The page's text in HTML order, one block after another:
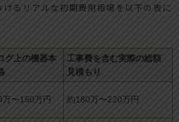
るリアルな初期費用相場を以下の表に
グ上の機器本
工事費を含む実際の総額
見積もり
〜150万円 約180万〜220万円